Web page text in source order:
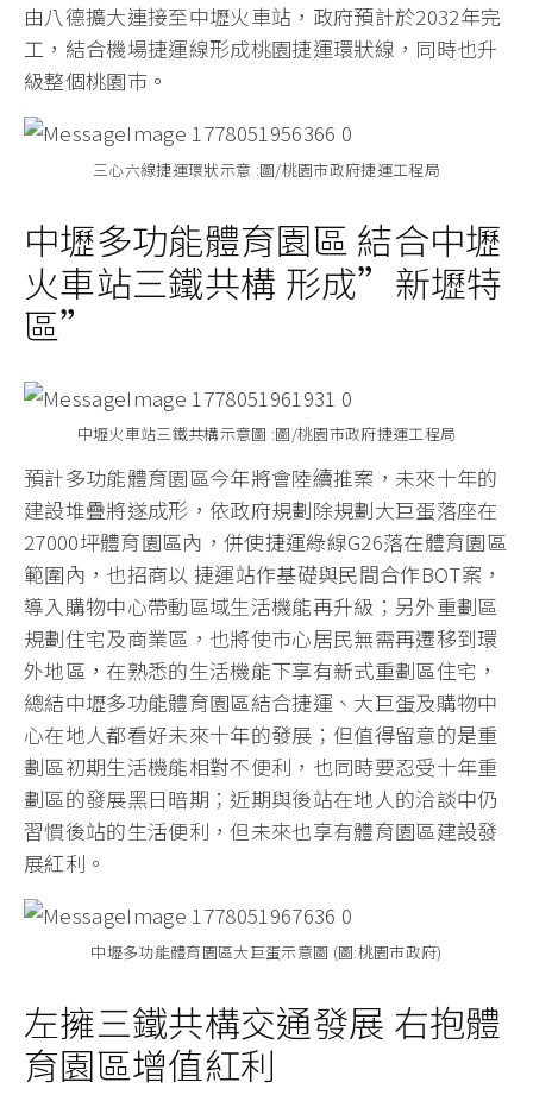
由八德擴大連接至中壢火車站，政府預計於2032年完
工，結合機場捷運線形成桃園捷運環狀線，同時也升
級整個桃園巿。
三心六線捷運環狀示意 :圖/桃園市政府捷運工程局
中壢多功能體育園區 結合中壢
火車站三鐵共構 形成”新壢特
區”
中壢火車站三鐵共構示意圖 :圖/桃園市政府捷運工程局
預計多功能體育園區今年將會陸續推案，未來十年的
建設堆疊將遂成形，依政府規劃除規劃大巨蛋落座在
27000坪體育園區內，併使捷運綠線G26落在體育園區
範圍內，也招商以 捷運站作基礎與民間合作BOT案，
導入購物中心帶動區域生活機能再升級；另外重劃區
規劃住宅及商業區，也將使巿心居民無需再遷移到環
外地區，在熟悉的生活機能下享有新式重劃區住宅，
總結中壢多功能體育園區結合捷運、大巨蛋及購物中
心在地人都看好未來十年的發展；但值得留意的是重
劃區初期生活機能相對不便利，也同時要忍受十年重
劃區的發展黑日暗期；近期與後站在地人的洽談中仍
習慣後站的生活便利，但未來也享有體育園區建設發
展紅利。
中壢多功能體育園區大巨蛋示意圖 (圖:桃園市政府)
左擁三鐵共構交通發展 右抱體
育園區增值紅利